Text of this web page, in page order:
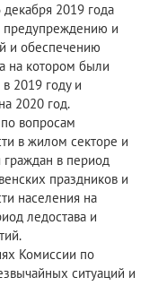
2019 года
предупреждению и
и обеспечению
на котором были
2019 году и
2020 год.
вопросам
в жилом секторе и
граждан в период
праздников и
населения на
ледостава и
Комиссии по
ситуаций и